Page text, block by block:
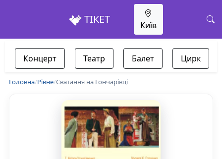
ТІКЕТ Київ
Концерт Театр Балет Цирк
Головна/Рівне/Сватання на Гончарівці